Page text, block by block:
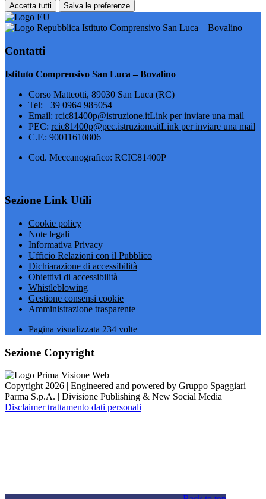
Accetta tutti Salva le preferenze
Istituto Comprensivo San Luca – Bovalino
Contatti
Istituto Comprensivo San Luca – Bovalino
Corso Matteotti, 89030 San Luca (RC)
Tel: +39 0964 985054
Email: rcic81400p@istruzione.itLink per inviare una mail
PEC: rcic81400p@pec.istruzione.itLink per inviare una mail
C.F.: 90011610806
Cod. Meccanografico: RCIC81400P
Sezione Link Utili
Cookie policy
Note legali
Informativa Privacy
Ufficio Relazioni con il Pubblico
Dichiarazione di accessibilità
Obiettivi di accessibilità
Whistleblowing
Gestione consensi cookie
Amministrazione trasparente
Pagina visualizzata 234 volte
Sezione Copyright
Copyright 2026 | Engineered and powered by Gruppo Spaggiari
Parma S.p.A. | Divisione Publishing & New Social Media
Disclaimer trattamento dati personali